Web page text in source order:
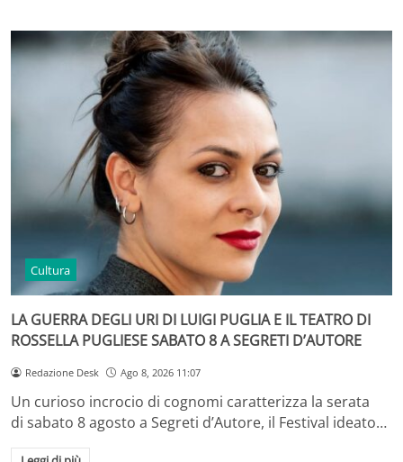
Cultura
LA GUERRA DEGLI URI DI LUIGI PUGLIA E IL TEATRO DI
ROSSELLA PUGLIESE SABATO 8 A SEGRETI D’AUTORE
Redazione Desk Ago 8, 2026 11:07
Un curioso incrocio di cognomi caratterizza la serata
di sabato 8 agosto a Segreti d’Autore, il Festival ideato…